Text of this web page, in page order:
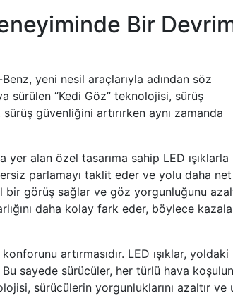
Bir
yeni nesil araçlarıyla adından söz
sürülen “Kedi Göz” teknolojisi, sürüş
güvenliğini artırırken aynı zamanda
alan özel tasarıma sahip LED ışıklarla
parlamayı taklit eder ve yolu daha
bir görüş sağlar ve göz yorgunluğunu
daha kolay fark eder, böylece
artırmasıdır. LED ışıklar, yoldaki
sayede sürücüler, her türlü hava
sürücülerin yorgunluklarını azaltır ve